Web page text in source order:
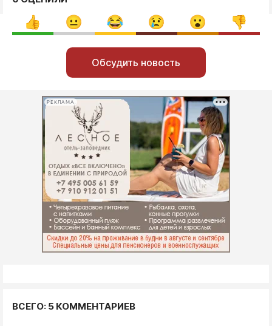
Обсудить новость
РЕКЛАМА
ВСЕГО: 5 КОММЕНТАРИЕВ